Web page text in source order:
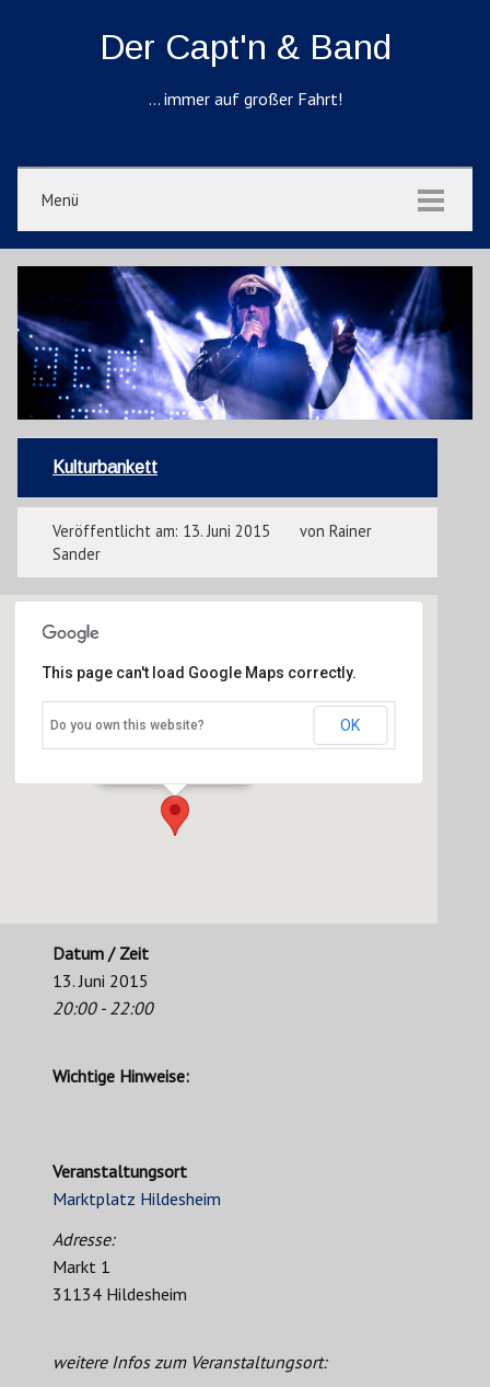
Der Capt'n & Band
… immer auf großer Fahrt!
Menü
Kulturbankett
Veröffentlicht am: 13. Juni 2015 von Rainer
Sander
Marktplatz Hildesheim
Veranstaltungen
This page can't load Google Maps correctly.
Do you own this website? OK
Datum / Zeit
13. Juni 2015
20:00 - 22:00
Wichtige Hinweise:
Veranstaltungsort
Marktplatz Hildesheim
Adresse:
Markt 1
31134 Hildesheim
weitere Infos zum Veranstaltungsort: